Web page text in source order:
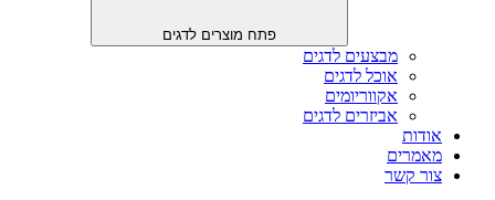
פתח מוצרים לדגים
מבצעים לדגים
אוכל לדגים
אקווריומים
אביזרים לדגים
אודות
מאמרים
צור קשר